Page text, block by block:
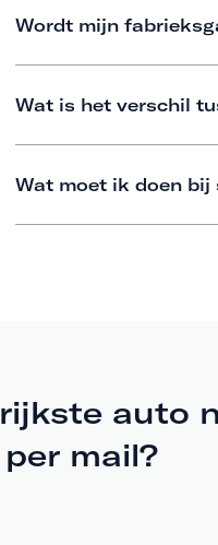
Wordt mijn
Wat is het verschil
Wat moet ik doen bij
auto
mail?